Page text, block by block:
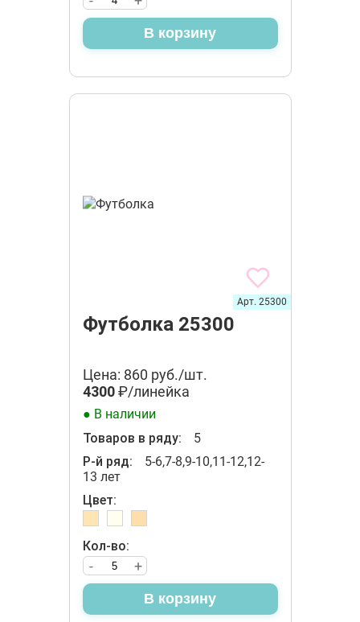
В корзину
Футболка 25300
Арт. 25300
Цена: 860 руб./шт.
4300₽/линейка
● В наличии
Товаров в ряду:
5
Р-й ряд:
5-6,7-8,9-10,11-12,12-
13 лет
Цвет:
Кол-во:
+
-
В корзину